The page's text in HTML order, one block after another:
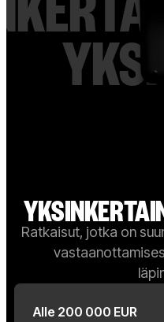
Ratkaisut, jotka on
Alle 200 000 EUR